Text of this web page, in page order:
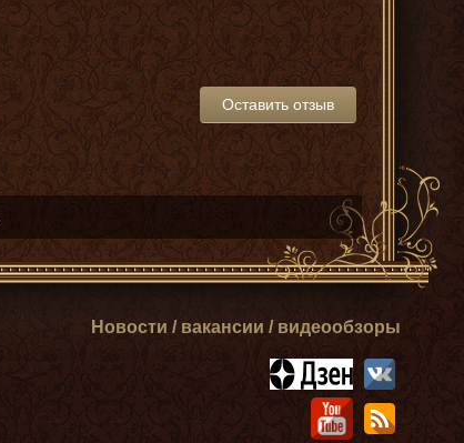
Оставить отзыв
Новости / вакансии / видеообзоры